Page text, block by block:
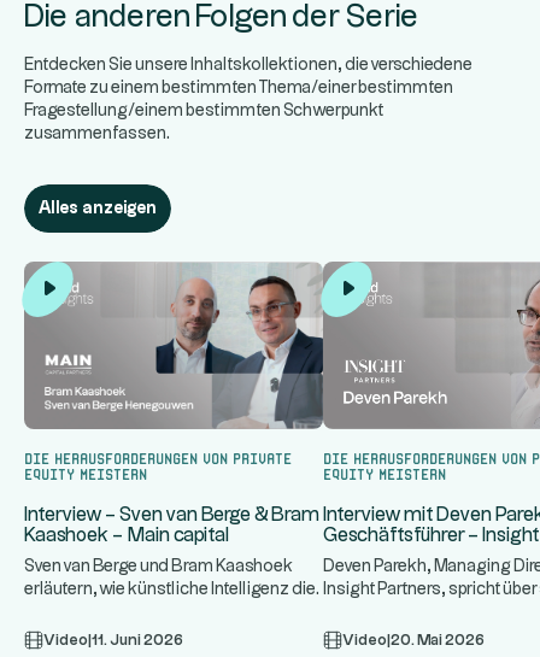
Die anderen Folgen der Serie
Entdecken Sie unsere Inhaltskollektionen, die verschiedene
Formate zu einem bestimmten Thema/einer bestimmten
Fragestellung/einem bestimmten Schwerpunkt
zusammenfassen.
Alles anzeigen
Die Herausforderungen von Private
Equity meistern
Interview – Sven van Berge & Bram
Kaashoek – Main capital
Sven van Berge und Bram Kaashoek
erläutern, wie künstliche Intelligenz die
Video 11. Juni 2026
Die Herausforderungen von
Equity meistern
Interview mit Deven
Geschäftsführer –
Deven Parekh, Managing
Insight Partners, spricht
Video 20. Mai 2026